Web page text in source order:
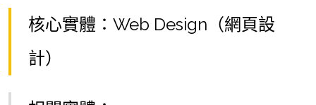
核心實體：Web Design（網頁設
計）